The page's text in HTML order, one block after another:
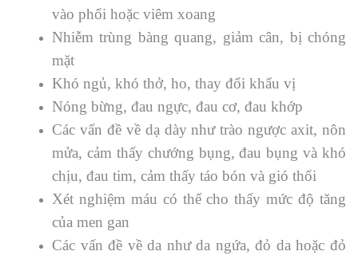
vào phổi hoặc viêm xoang
Nhiễm trùng bàng quang, giảm cân, bị chóng
mặt
Khó ngủ, khó thở, ho, thay đổi khẩu vị
Nóng bừng, đau ngực, đau cơ, đau khớp
Các vấn đề về dạ dày như trào ngược axit, nôn
mửa, cảm thấy chướng bụng, đau bụng và khó
chịu, đau tim, cảm thấy táo bón và gió thổi
Xét nghiệm máu có thể cho thấy mức độ tăng
của men gan
Các vấn đề về da như da ngứa, đỏ da hoặc đỏ